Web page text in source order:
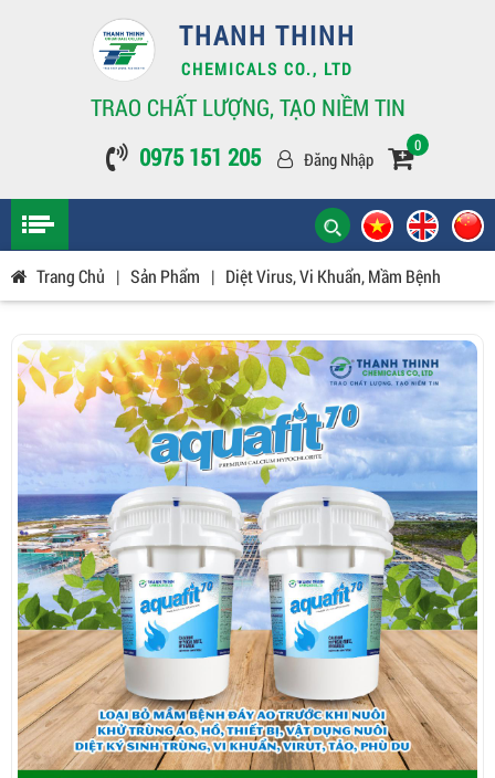
THANH THINH
CHEMICALS CO., LTD
TRAO CHẤT LƯỢNG, TẠO NIỀM TIN
0975 151 205
Đăng Nhập
0
Trang Chủ | Sản Phẩm | Diệt Virus, Vi Khuẩn, Mầm Bệnh